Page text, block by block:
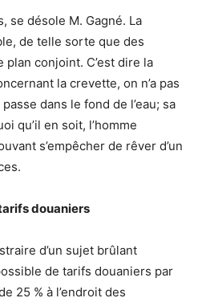
se désole M. Gagné. La
de telle sorte que des
conjoint. C’est dire la
la crevette, on n’a pas
dans le fond de l’eau; sa
qu’il en soit, l’homme
s’empêcher de rêver d’un
douaniers
d’un sujet brûlant
de tarifs douaniers par
25 % à l’endroit des